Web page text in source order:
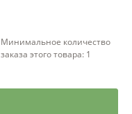
Минимальное количество
заказа этого товара: 1